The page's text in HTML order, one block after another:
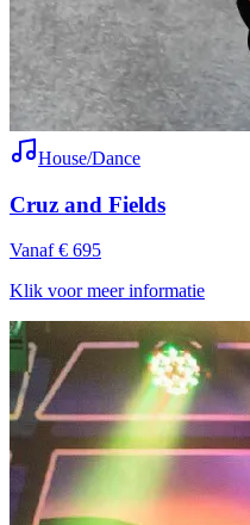
House/Dance
Cruz and Fields
Vanaf € 695
Klik voor meer informatie